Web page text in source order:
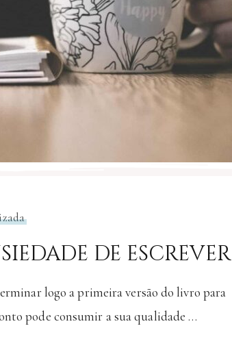
de escrever
logo a primeira versão do livro para
pode consumir a sua qualidade …